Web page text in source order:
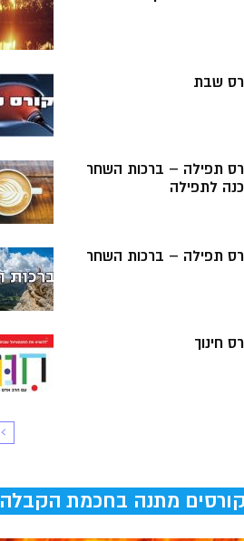
שבת
תפילה – ברכות השחר
לתפילה
תפילה – ברכות השחר
חינוך
קורסים מתנה בחכמת הקבלה